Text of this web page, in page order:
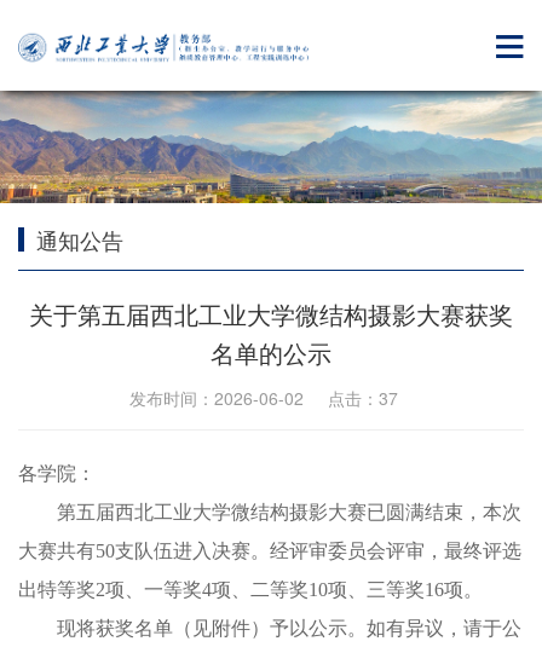
通知公告
关于第五届西北工业大学微结构摄影大赛获奖
名单的公示
发布时间：2026-06-02 点击： 37
各学院：
第五届西北工业大学微结构摄影大赛已圆满结束，本次
大赛共有50支队伍进入决赛。经评审委员会评审，最终评选
出特等奖2项、一等奖4项、二等奖10项、三等奖16项。
现将获奖名单（见附件）予以公示。如有异议，请于公